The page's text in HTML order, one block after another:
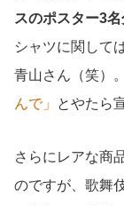
スのポスター3
シャツに関して
青山さん（笑）
んで」
とやたら
さらにレアな商
のですが、歌舞